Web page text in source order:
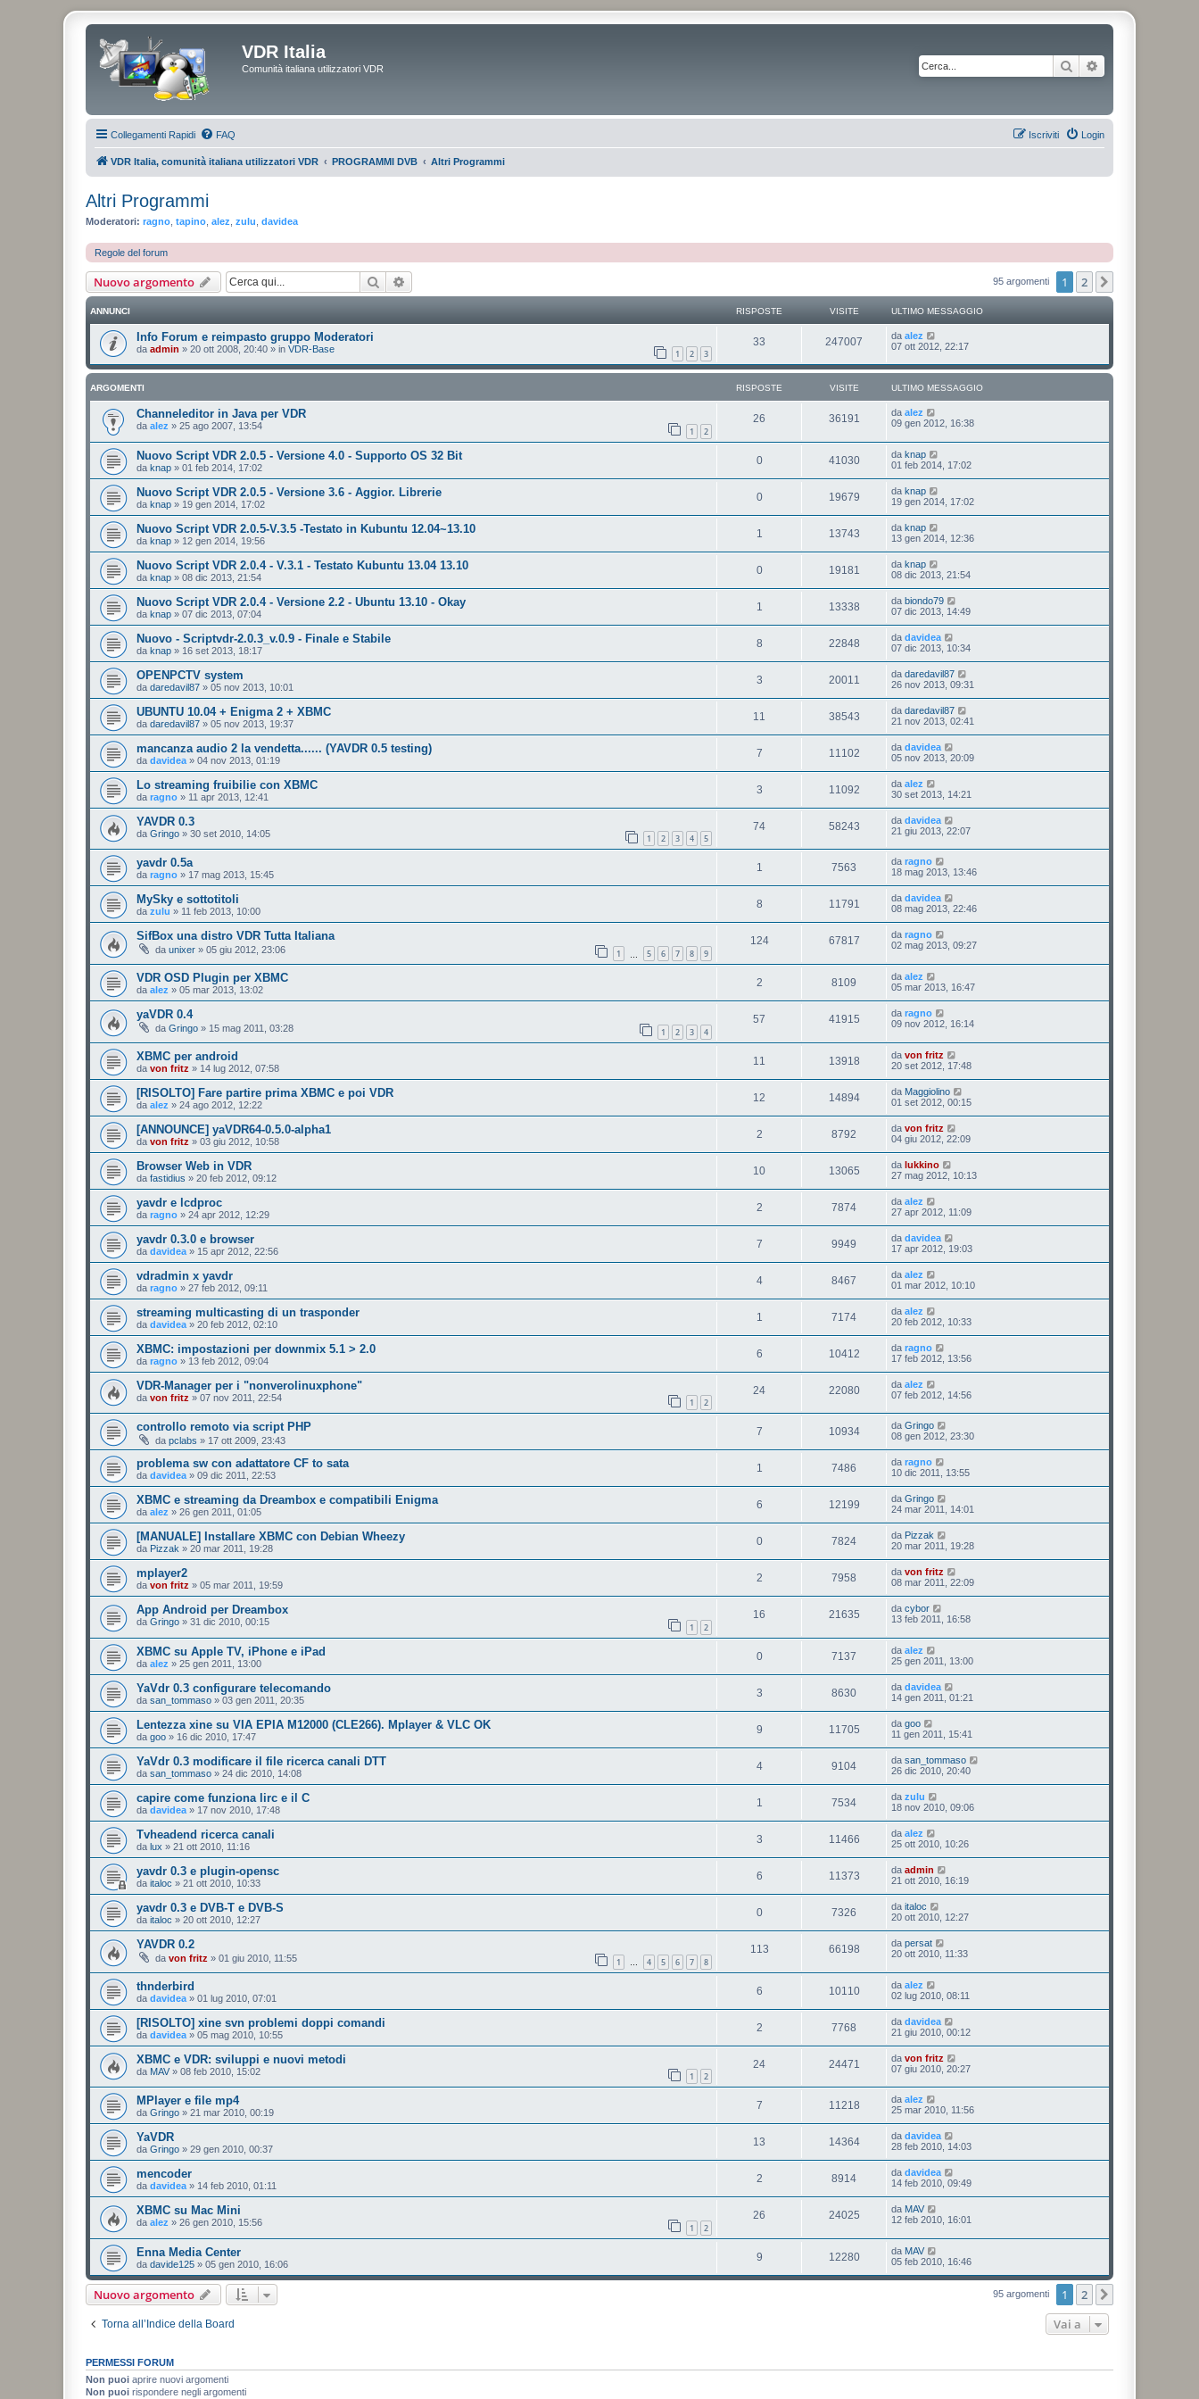
VDR Italia
Comunità italiana utilizzatori VDR Cerca
Collegamenti Rapidi FAQ Login
Iscriviti
VDR Italia, comunità italiana utilizzatori VDR PROGRAMMI DVB Altri Programmi
Altri Programmi
Moderatori: ragno tapino alez zulu davidea
Regole del forum
Nuovo argomento Cerca 95 argomenti 1 2
ANNUNCI RISPOSTE VISITE ULTIMO MESSAGGIO
Info Forum e reimpasto gruppo Moderatori
da admin » 20 ott 2008, 20:40 » in VDR-Base 1 2 3
33 247007 da alez
07 ott 2012, 22:17
ARGOMENTI RISPOSTE VISITE ULTIMO MESSAGGIO
Channeleditor in Java per VDR
da alez » 25 ago 2007, 13:54 1 2
26 36191 da alez
09 gen 2012, 16:38
Nuovo Script VDR 2.0.5 - Versione 4.0 - Supporto OS 32 Bit
da knap » 01 feb 2014, 17:02
0 41030 da knap
01 feb 2014, 17:02
Nuovo Script VDR 2.0.5 - Versione 3.6 - Aggior. Librerie
da knap » 19 gen 2014, 17:02
0 19679 da knap
19 gen 2014, 17:02
Nuovo Script VDR 2.0.5-V.3.5 -Testato in Kubuntu 12.04~13.10
da knap » 12 gen 2014, 19:56
1 13743 da knap
13 gen 2014, 12:36
Nuovo Script VDR 2.0.4 - V.3.1 - Testato Kubuntu 13.04 13.10
da knap » 08 dic 2013, 21:54
0 19181 da knap
08 dic 2013, 21:54
Nuovo Script VDR 2.0.4 - Versione 2.2 - Ubuntu 13.10 - Okay
da knap » 07 dic 2013, 07:04
1 13338 da biondo79
07 dic 2013, 14:49
Nuovo - Scriptvdr-2.0.3_v.0.9 - Finale e Stabile
da knap » 16 set 2013, 18:17
8 22848 da davidea
07 dic 2013, 10:34
OPENPCTV system
da daredavil87 » 05 nov 2013, 10:01
3 20011 da daredavil87
26 nov 2013, 09:31
UBUNTU 10.04 + Enigma 2 + XBMC
da daredavil87 » 05 nov 2013, 19:37
11 38543 da daredavil87
21 nov 2013, 02:41
mancanza audio 2 la vendetta...... (YAVDR 0.5 testing)
da davidea » 04 nov 2013, 01:19
7 11102 da davidea
05 nov 2013, 20:09
Lo streaming fruibilie con XBMC
da ragno » 11 apr 2013, 12:41
3 11092 da alez
30 set 2013, 14:21
YAVDR 0.3
da Gringo » 30 set 2010, 14:05 1 2 3 4 5
74 58243 da davidea
21 giu 2013, 22:07
yavdr 0.5a
da ragno » 17 mag 2013, 15:45
1 7563 da ragno
18 mag 2013, 13:46
MySky e sottotitoli
da zulu » 11 feb 2013, 10:00
8 11791 da davidea
08 mag 2013, 22:46
SifBox una distro VDR Tutta Italiana
da unixer » 05 giu 2012, 23:06 1 5 6 7 8 9
124 67817 da ragno
02 mag 2013, 09:27
VDR OSD Plugin per XBMC
da alez » 05 mar 2013, 13:02
2 8109 da alez
05 mar 2013, 16:47
yaVDR 0.4
da Gringo » 15 mag 2011, 03:28 1 2 3 4
57 41915 da ragno
09 nov 2012, 16:14
XBMC per android
da von fritz » 14 lug 2012, 07:58
11 13918 da von fritz
20 set 2012, 17:48
[RISOLTO] Fare partire prima XBMC e poi VDR
da alez » 24 ago 2012, 12:22
12 14894 da Maggiolino
01 set 2012, 00:15
[ANNOUNCE] yaVDR64-0.5.0-alpha1
da von fritz » 03 giu 2012, 10:58
2 8792 da von fritz
04 giu 2012, 22:09
Browser Web in VDR
da fastidius » 20 feb 2012, 09:12
10 13065 da lukkino
27 mag 2012, 10:13
yavdr e lcdproc
da ragno » 24 apr 2012, 12:29
2 7874 da alez
27 apr 2012, 11:09
yavdr 0.3.0 e browser
da davidea » 15 apr 2012, 22:56
7 9949 da davidea
17 apr 2012, 19:03
vdradmin x yavdr
da ragno » 27 feb 2012, 09:11
4 8467 da alez
01 mar 2012, 10:10
streaming multicasting di un trasponder
da davidea » 20 feb 2012, 02:10
1 7174 da alez
20 feb 2012, 10:33
XBMC: impostazioni per downmix 5.1 > 2.0
da ragno » 13 feb 2012, 09:04
6 10412 da ragno
17 feb 2012, 13:56
VDR-Manager per i "nonverolinuxphone"
da von fritz » 07 nov 2011, 22:54 1 2
24 22080 da alez
07 feb 2012, 14:56
controllo remoto via script PHP
da pclabs » 17 ott 2009, 23:43
7 10934 da Gringo
08 gen 2012, 23:30
problema sw con adattatore CF to sata
da davidea » 09 dic 2011, 22:53
1 7486 da ragno
10 dic 2011, 13:55
XBMC e streaming da Dreambox e compatibili Enigma
da alez » 26 gen 2011, 01:05
6 12199 da Gringo
24 mar 2011, 14:01
[MANUALE] Installare XBMC con Debian Wheezy
da Pizzak » 20 mar 2011, 19:28
0 7824 da Pizzak
20 mar 2011, 19:28
mplayer2
da von fritz » 05 mar 2011, 19:59
2 7958 da von fritz
08 mar 2011, 22:09
App Android per Dreambox
da Gringo » 31 dic 2010, 00:15 1 2
16 21635 da cybor
13 feb 2011, 16:58
XBMC su Apple TV, iPhone e iPad
da alez » 25 gen 2011, 13:00
0 7137 da alez
25 gen 2011, 13:00
YaVdr 0.3 configurare telecomando
da san_tommaso » 03 gen 2011, 20:35
3 8630 da davidea
14 gen 2011, 01:21
Lentezza xine su VIA EPIA M12000 (CLE266). Mplayer & VLC OK
da goo » 16 dic 2010, 17:47
9 11705 da goo
11 gen 2011, 15:41
YaVdr 0.3 modificare il file ricerca canali DTT
da san_tommaso » 24 dic 2010, 14:08
4 9104 da san_tommaso
26 dic 2010, 20:40
capire come funziona lirc e il C
da davidea » 17 nov 2010, 17:48
1 7534 da zulu
18 nov 2010, 09:06
Tvheadend ricerca canali
da lux » 21 ott 2010, 11:16
3 11466 da alez
25 ott 2010, 10:26
yavdr 0.3 e plugin-opensc
da italoc » 21 ott 2010, 10:33
6 11373 da admin
21 ott 2010, 16:19
yavdr 0.3 e DVB-T e DVB-S
da italoc » 20 ott 2010, 12:27
0 7326 da italoc
20 ott 2010, 12:27
YAVDR 0.2
da von fritz » 01 giu 2010, 11:55 1 … 4 5 6 7 8
113 66198 da persat
20 ott 2010, 11:33
thnderbird
da davidea » 01 lug 2010, 07:01
6 10110 da alez
02 lug 2010, 08:11
[RISOLTO] xine svn problemi doppi comandi
da davidea » 05 mag 2010, 10:55
2 7768 da davidea
21 giu 2010, 00:12
XBMC e VDR: sviluppi e nuovi metodi
da MAV » 08 feb 2010, 15:02 1 2
24 24471 da von fritz
07 giu 2010, 20:27
MPlayer e file mp4
da Gringo » 21 mar 2010, 00:19
7 11218 da alez
25 mar 2010, 11:56
YaVDR
da Gringo » 29 gen 2010, 00:37
13 14364 da davidea
28 feb 2010, 14:03
mencoder
da davidea » 14 feb 2010, 01:11
2 8914 da davidea
14 feb 2010, 09:49
XBMC su Mac Mini
da alez » 26 gen 2010, 15:56 1 2
26 24025 da MAV
12 feb 2010, 16:01
Enna Media Center
da davide125 » 05 gen 2010, 16:06
9 12280 da MAV
05 feb 2010, 16:46
Nuovo argomento 95 argomenti 1 2
Torna all’Indice della Board Vai a
PERMESSI FORUM
Non puoi aprire nuovi argomenti
Non puoi rispondere negli argomenti